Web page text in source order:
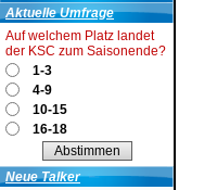
Aktuelle Umfrage
Auf welchem Platz landet
der KSC zum Saisonende?
1-3
4-9
10-15
16-18
Neue Talker